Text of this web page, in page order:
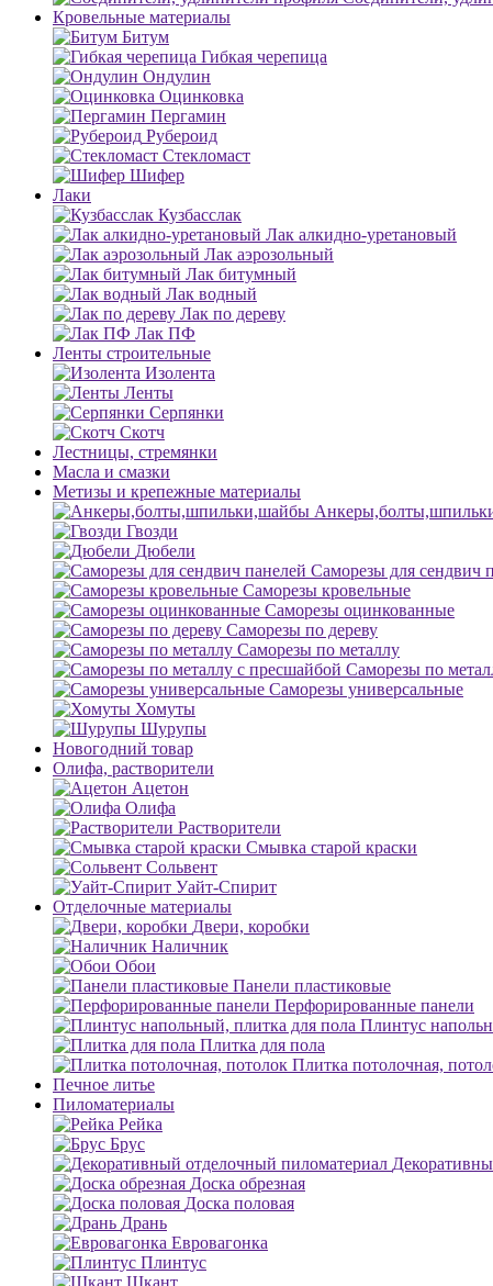
Кровельные материалы
Битум
Гибкая черепица
Ондулин
Оцинковка
Пергамин
Рубероид
Стекломаст
Шифер
Лаки
Кузбасслак
Лак алкидно-уретановый
Лак аэрозольный
Лак битумный
Лак водный
Лак по дереву
Лак ПФ
Ленты строительные
Изолента
Ленты
Серпянки
Скотч
Лестницы, стремянки
Масла и смазки
Метизы и крепежные материалы
Гвозди
Дюбели
Саморезы для сендвич
Саморезы кровельные
Саморезы оцинкованные
Саморезы по дереву
Саморезы по металлу
Саморезы по
Саморезы универсальные
Хомуты
Шурупы
Новогодний товар
Олифа, растворители
Ацетон
Олифа
Растворители
Смывка старой краски
Сольвент
Уайт-Спирит
Отделочные материалы
Двери, коробки
Наличник
Обои
Панели пластиковые
Перфорированные панели
Плинтус
Плитка для пола
Плитка потолочная,
Печное литье
Пиломатериалы
Рейка
Брус
Доска обрезная
Доска половая
Дрань
Евровагонка
Плинтус
Шкант